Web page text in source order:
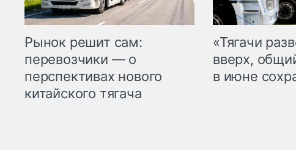
Рынок решит сам:
перевозчики — о
перспективах нового
китайского тягача
«Тягачи
вверх,
в июне